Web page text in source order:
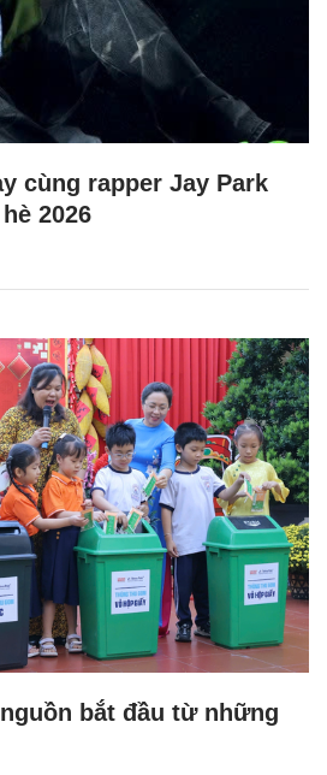
cùng rapper Jay Park
2026
bắt đầu từ những